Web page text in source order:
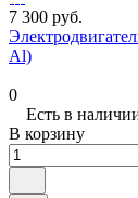
7 300 руб.
Al)
0
Есть в
В корзину